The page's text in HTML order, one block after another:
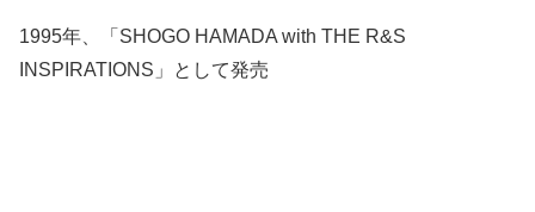
1995年、「SHOGO HAMADA with THE R&S
INSPIRATIONS」として発売